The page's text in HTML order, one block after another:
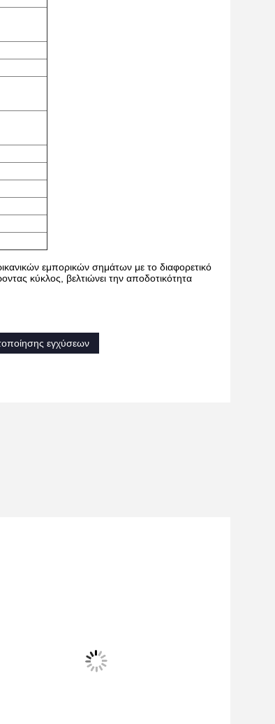
εμπορικών σημάτων με το διαφορετικό
κύκλος, βελτιώνει την αποδοτικότητα
εγχύσεων